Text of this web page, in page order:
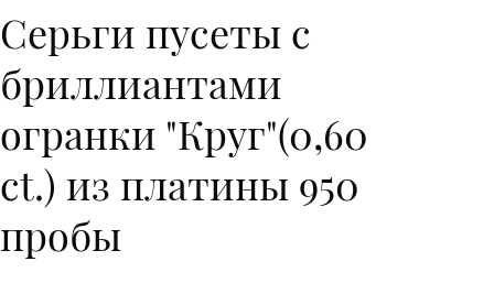
Серьги пусеты с
бриллиантами
огранки "Круг"(0,60
ct.) из платины 950
пробы